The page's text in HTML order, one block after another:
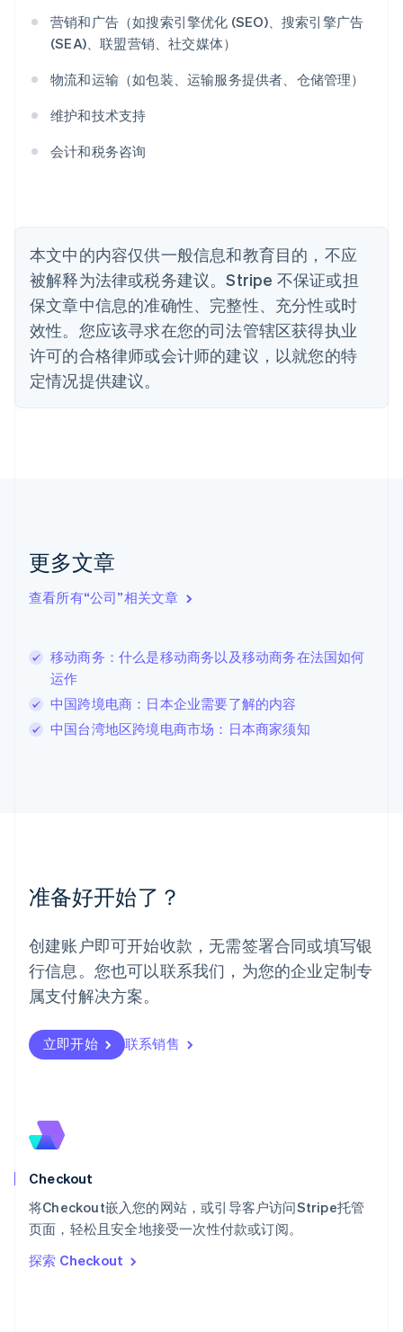
营销和广告（如搜索引擎优化 (SEO)、搜索引擎广告
(SEA)、联盟营销、社交媒体）
物流和运输（如包装、运输服务提供者、仓储管理）
维护和技术支持
会计和税务咨询
本文中的内容仅供一般信息和教育目的，不应
被解释为法律或税务建议。Stripe 不保证或担
保文章中信息的准确性、完整性、充分性或时
效性。您应该寻求在您的司法管辖区获得执业
许可的合格律师或会计师的建议，以就您的特
定情况提供建议。
更多文章
查看所有“公司”相关文章
移动商务：什么是移动商务以及移动商务在法国如何
运作
中国跨境电商：日本企业需要了解的内容
中国台湾地区跨境电商市场：日本商家须知
准备好开始了？
创建账户即可开始收款，无需签署合同或填写银
行信息。您也可以联系我们，为您的企业定制专
属支付解决方案。
立即开始 联系销售
Checkout
将Checkout嵌入您的网站，或引导客户访问Stripe托管
页面，轻松且安全地接受一次性付款或订阅。
探索 Checkout
English
爱沙尼亚
奥地利
澳大利亚
巴西
比利时
波兰
English
丹麦
English
德国
Deutsch English
法国
FrançaisEnglish
芬兰
克罗地亚
EnglishItaliano
拉脱维亚
English
列支敦士登
Deutsch
卢森堡
Français Deutsch English
罗马尼亚
墨西哥
EspañolEnglish
English
葡萄牙
PortuguêsEnglish
日本
瑞典
Svenska English
瑞士
English
斯洛伐克
English
斯洛文尼亚
泰国
ไทยEnglish
English